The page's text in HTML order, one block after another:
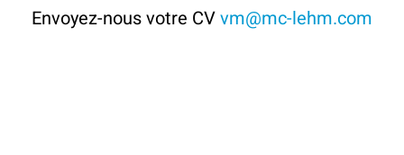
Envoyez-nous votre CVvm@mc-lehm.com